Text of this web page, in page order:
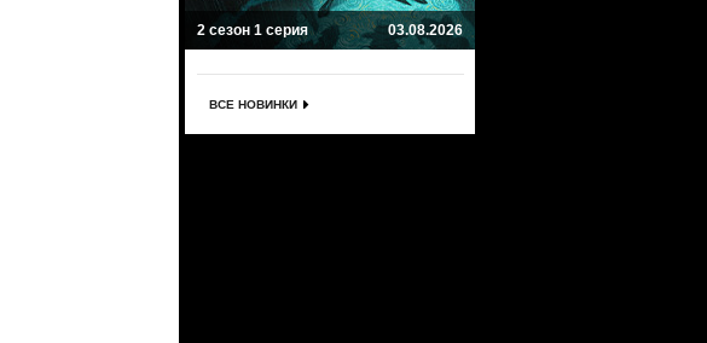
2 сезон 1 серия 03.08.2026
ВСЕ НОВИНКИ